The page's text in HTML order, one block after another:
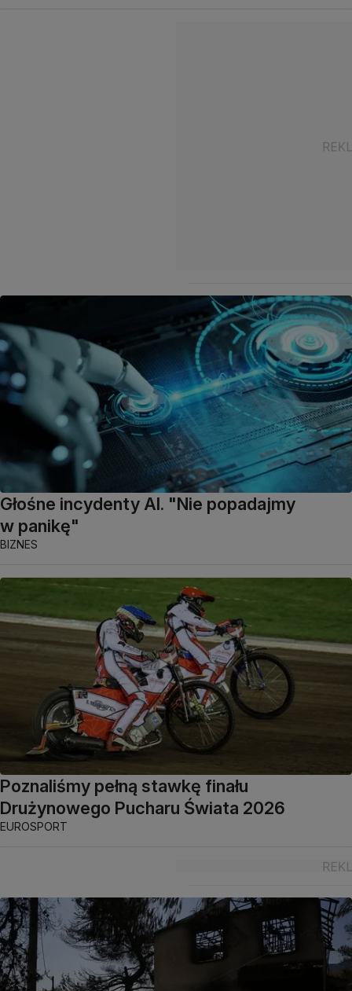
Głośne incydenty AI. "Nie popadajmy
w panikę"
BIZNES
Poznaliśmy pełną stawkę finału
Drużynowego Pucharu Świata 2026
EUROSPORT